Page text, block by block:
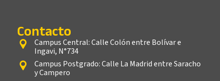
Contacto
Campus Central: Calle Colón entre Bolívar e
Ingavi, N°734
Campus Postgrado: Calle La Madrid entre Saracho
y Campero